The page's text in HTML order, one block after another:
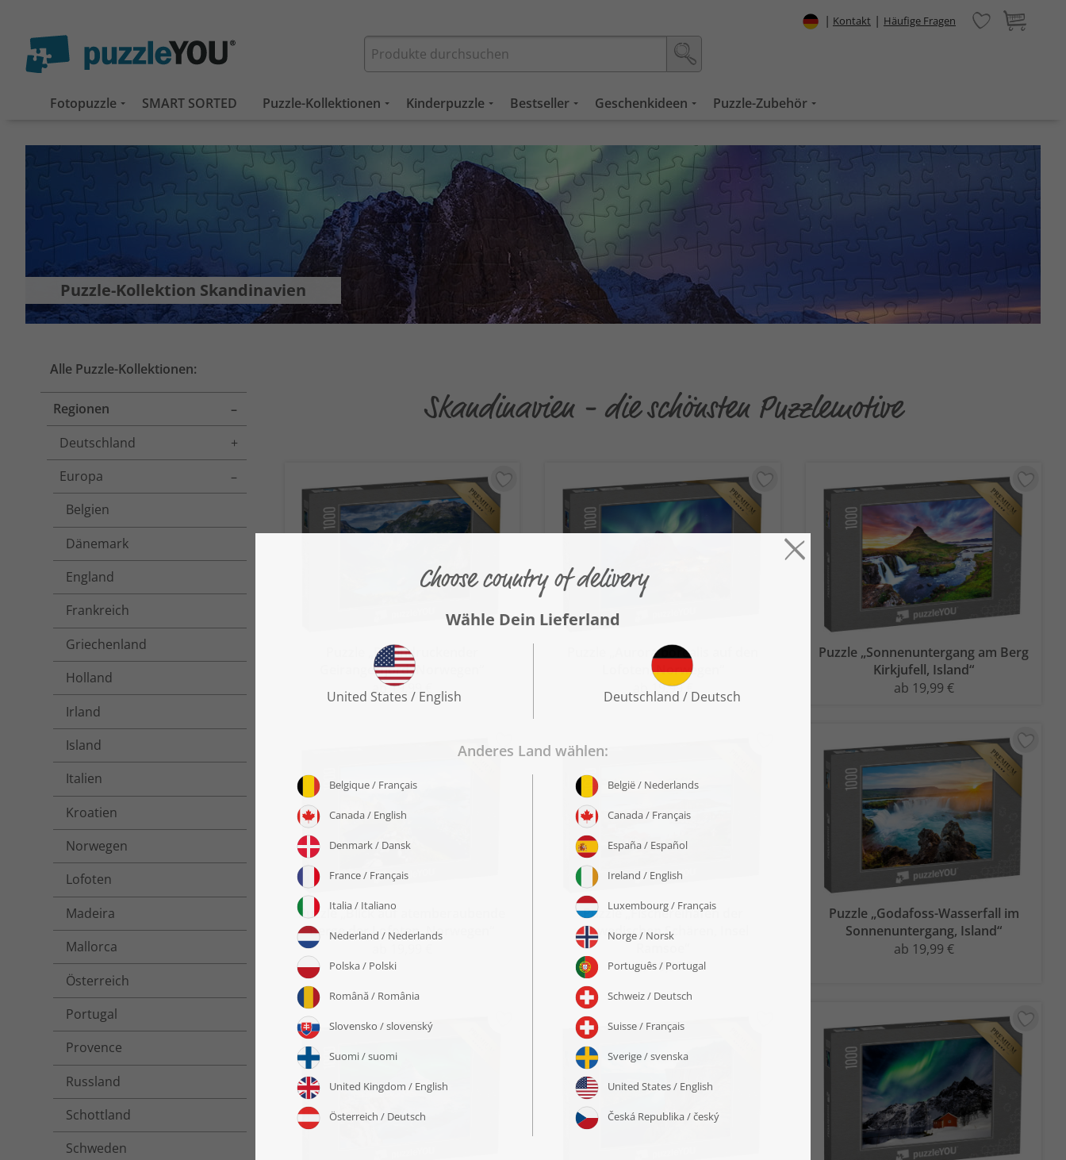
| Kontakt | Häufige Fragen
Fotopuzzle SMART SORTED Puzzle-Kollektionen Kinderpuzzle Bestseller Geschenkideen Puzzle-Zubehör
Puzzle-Kollektion Skandinavien
Alle Puzzle-Kollektionen:
Regionen
Toggle menu
Deutschland
Toggle menu
Europa
Toggle menu
Belgien
Dänemark
England
Frankreich
Griechenland
Holland
Irland
Island
Italien
Kroatien
Norwegen
Lofoten
Madeira
Mallorca
Österreich
Portugal
Provence
Russland
Schottland
Schweden
Skandinavien - die schönsten Puzzlemotive
Puzzle „Beeindruckender
Geirangerfjord, Norwegen“
ab 19,99 €
Puzzle „Aurora borealis auf den
Lofoten, Norwegen“
ab 19,99 €
Puzzle „Sonnenuntergang am Berg
Kirkjufell, Island“
ab 19,99 €
Puzzle „Blick auf atemberaubende
Berge der Lofoten, Norwegen“
Puzzle „Fischereihafen der
schwedischen Schären, Insel
ab 19,99 €
Puzzle „Godafoss-Wasserfall im
Sonnenuntergang, Island“
ab 19,99 €